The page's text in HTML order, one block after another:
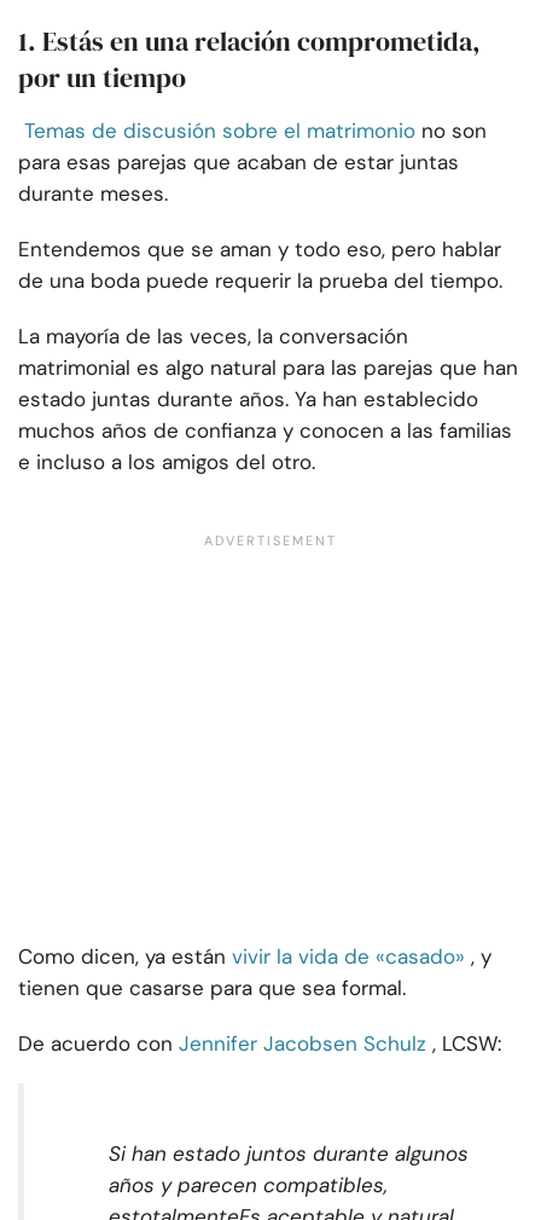
1. Estás en una relación comprometida,
por un tiempo
Temas de discusión sobre el matrimonio no son
para esas parejas que acaban de estar juntas
durante meses.
Entendemos que se aman y todo eso, pero hablar
de una boda puede requerir la prueba del tiempo.
La mayoría de las veces, la conversación
matrimonial es algo natural para las parejas que han
estado juntas durante años. Ya han establecido
muchos años de confianza y conocen a las familias
e incluso a los amigos del otro.
Como dicen, ya están vivir la vida de «casado» , y
tienen que casarse para que sea formal.
De acuerdo con Jennifer Jacobsen Schulz , LCSW:
Si han estado juntos durante algunos
años y parecen compatibles,